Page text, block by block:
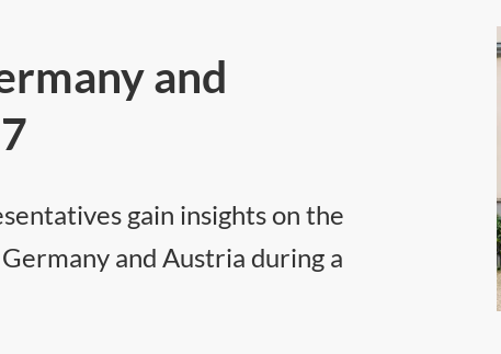
and
gain insights on the
and Austria during a